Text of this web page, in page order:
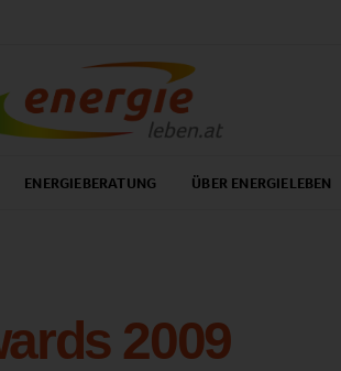
ENERGIEBERATUNG ÜBER ENERGIELEBEN
2009